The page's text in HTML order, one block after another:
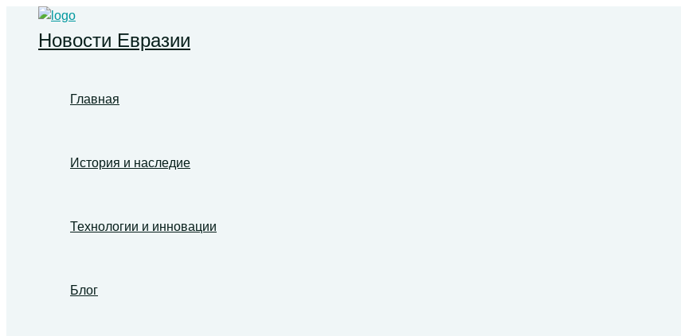
Перейти
содержимому
Новости Евразии
Главная
История и наследие
Технологии и инновации
Блог